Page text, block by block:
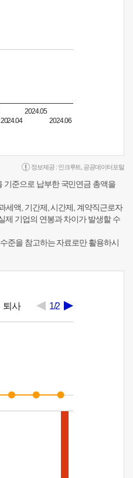
2024.04
2024.05
2024.06
정보제공 : 인크루트 공공데이터포털
기준으로 납부한 국민연금 총액을
세액, 기간제, 시간제, 계약직근로자
제 기업의 연봉과 차이가 발생할 수
준을 참고하는 자료로만 활용하시
퇴사 1/2